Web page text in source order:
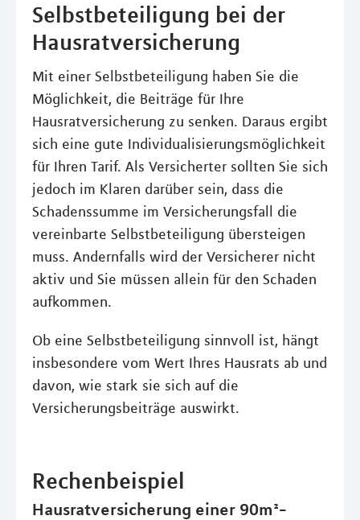
Selbstbeteiligung bei der
Hausratversicherung
Mit einer Selbstbeteiligung haben Sie die
Möglichkeit, die Beiträge für Ihre
Hausratversicherung zu senken. Daraus ergibt
sich eine gute Individualisierungsmöglichkeit
für Ihren Tarif. Als Versicherter sollten Sie sich
jedoch im Klaren darüber sein, dass die
Schadenssumme im Versicherungsfall die
vereinbarte Selbstbeteiligung übersteigen
muss. Andernfalls wird der Versicherer nicht
aktiv und Sie müssen allein für den Schaden
aufkommen.
Ob eine Selbstbeteiligung sinnvoll ist, hängt
insbesondere vom Wert Ihres Hausrats ab und
davon, wie stark sie sich auf die
Versicherungsbeiträge auswirkt.
Rechenbeispiel
Hausratversicherung einer 90m²-